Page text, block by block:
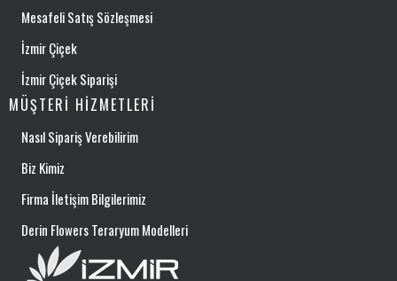
Mesafeli Satış Sözleşmesi
İzmir Çiçek
İzmir Çiçek Siparişi
MÜŞTERI HIZMETLERI
Nasıl Sipariş Verebilirim
Biz Kimiz
Firma İletişim Bilgilerimiz
Derin Flowers Teraryum Modelleri